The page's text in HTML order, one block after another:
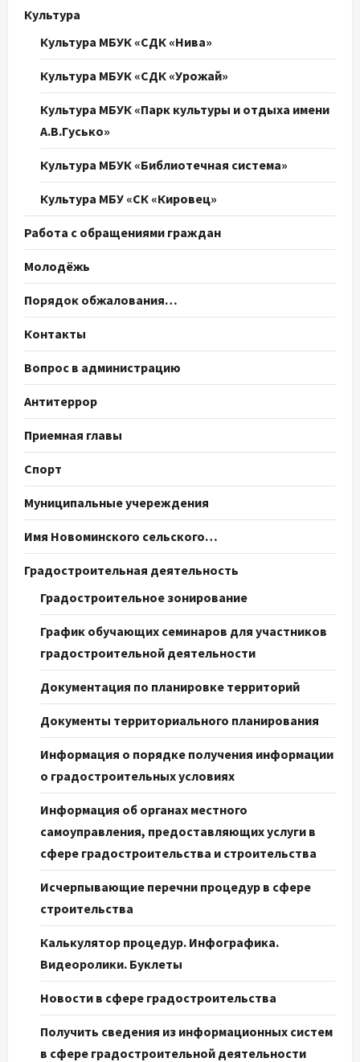
Культура
Культура МБУК «СДК «Нива»
Культура МБУК «СДК «Урожай»
Культура МБУК «Парк культуры и отдыха имени
А.В.Гусько»
Культура МБУК «Библиотечная система»
Культура МБУ «СК «Кировец»
Работа с обращениями граждан
Молодёжь
Порядок обжалования…
Контакты
Вопрос в администрацию
Антитеррор
Приемная главы
Спорт
Муниципальные учереждения
Имя Новоминского сельского…
Градостроительная деятельность
Градостроительное зонирование
График обучающих семинаров для участников
градостроительной деятельности
Документация по планировке территорий
Документы территориального планирования
Информация о порядке получения информации
о градостроительных условиях
Информация об органах местного
самоуправления, предоставляющих услуги в
сфере градостроительства и строительства
Исчерпывающие перечни процедур в сфере
строительства
Калькулятор процедур. Инфографика.
Видеоролики. Буклеты
Новости в сфере градостроительства
Получить сведения из информационных систем
в сфере градостроительной деятельности